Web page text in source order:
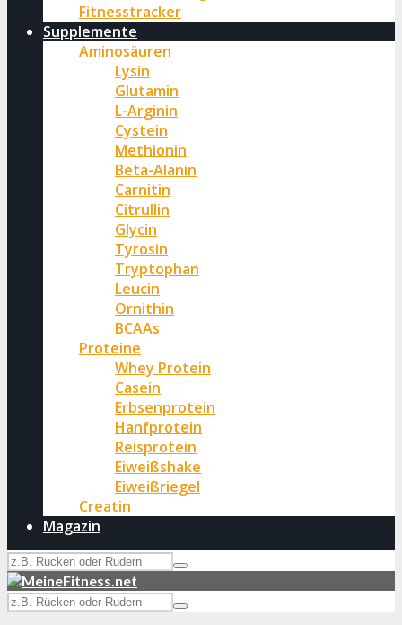
Fitnesstracker
Supplemente
Aminosäuren
Lysin
Glutamin
L-Arginin
Cystein
Methionin
Beta-Alanin
Carnitin
Citrullin
Glycin
Tyrosin
Tryptophan
Leucin
Ornithin
BCAAs
Proteine
Whey Protein
Casein
Erbsenprotein
Hanfprotein
Reisprotein
Eiweißshake
Eiweißriegel
Creatin
Magazin